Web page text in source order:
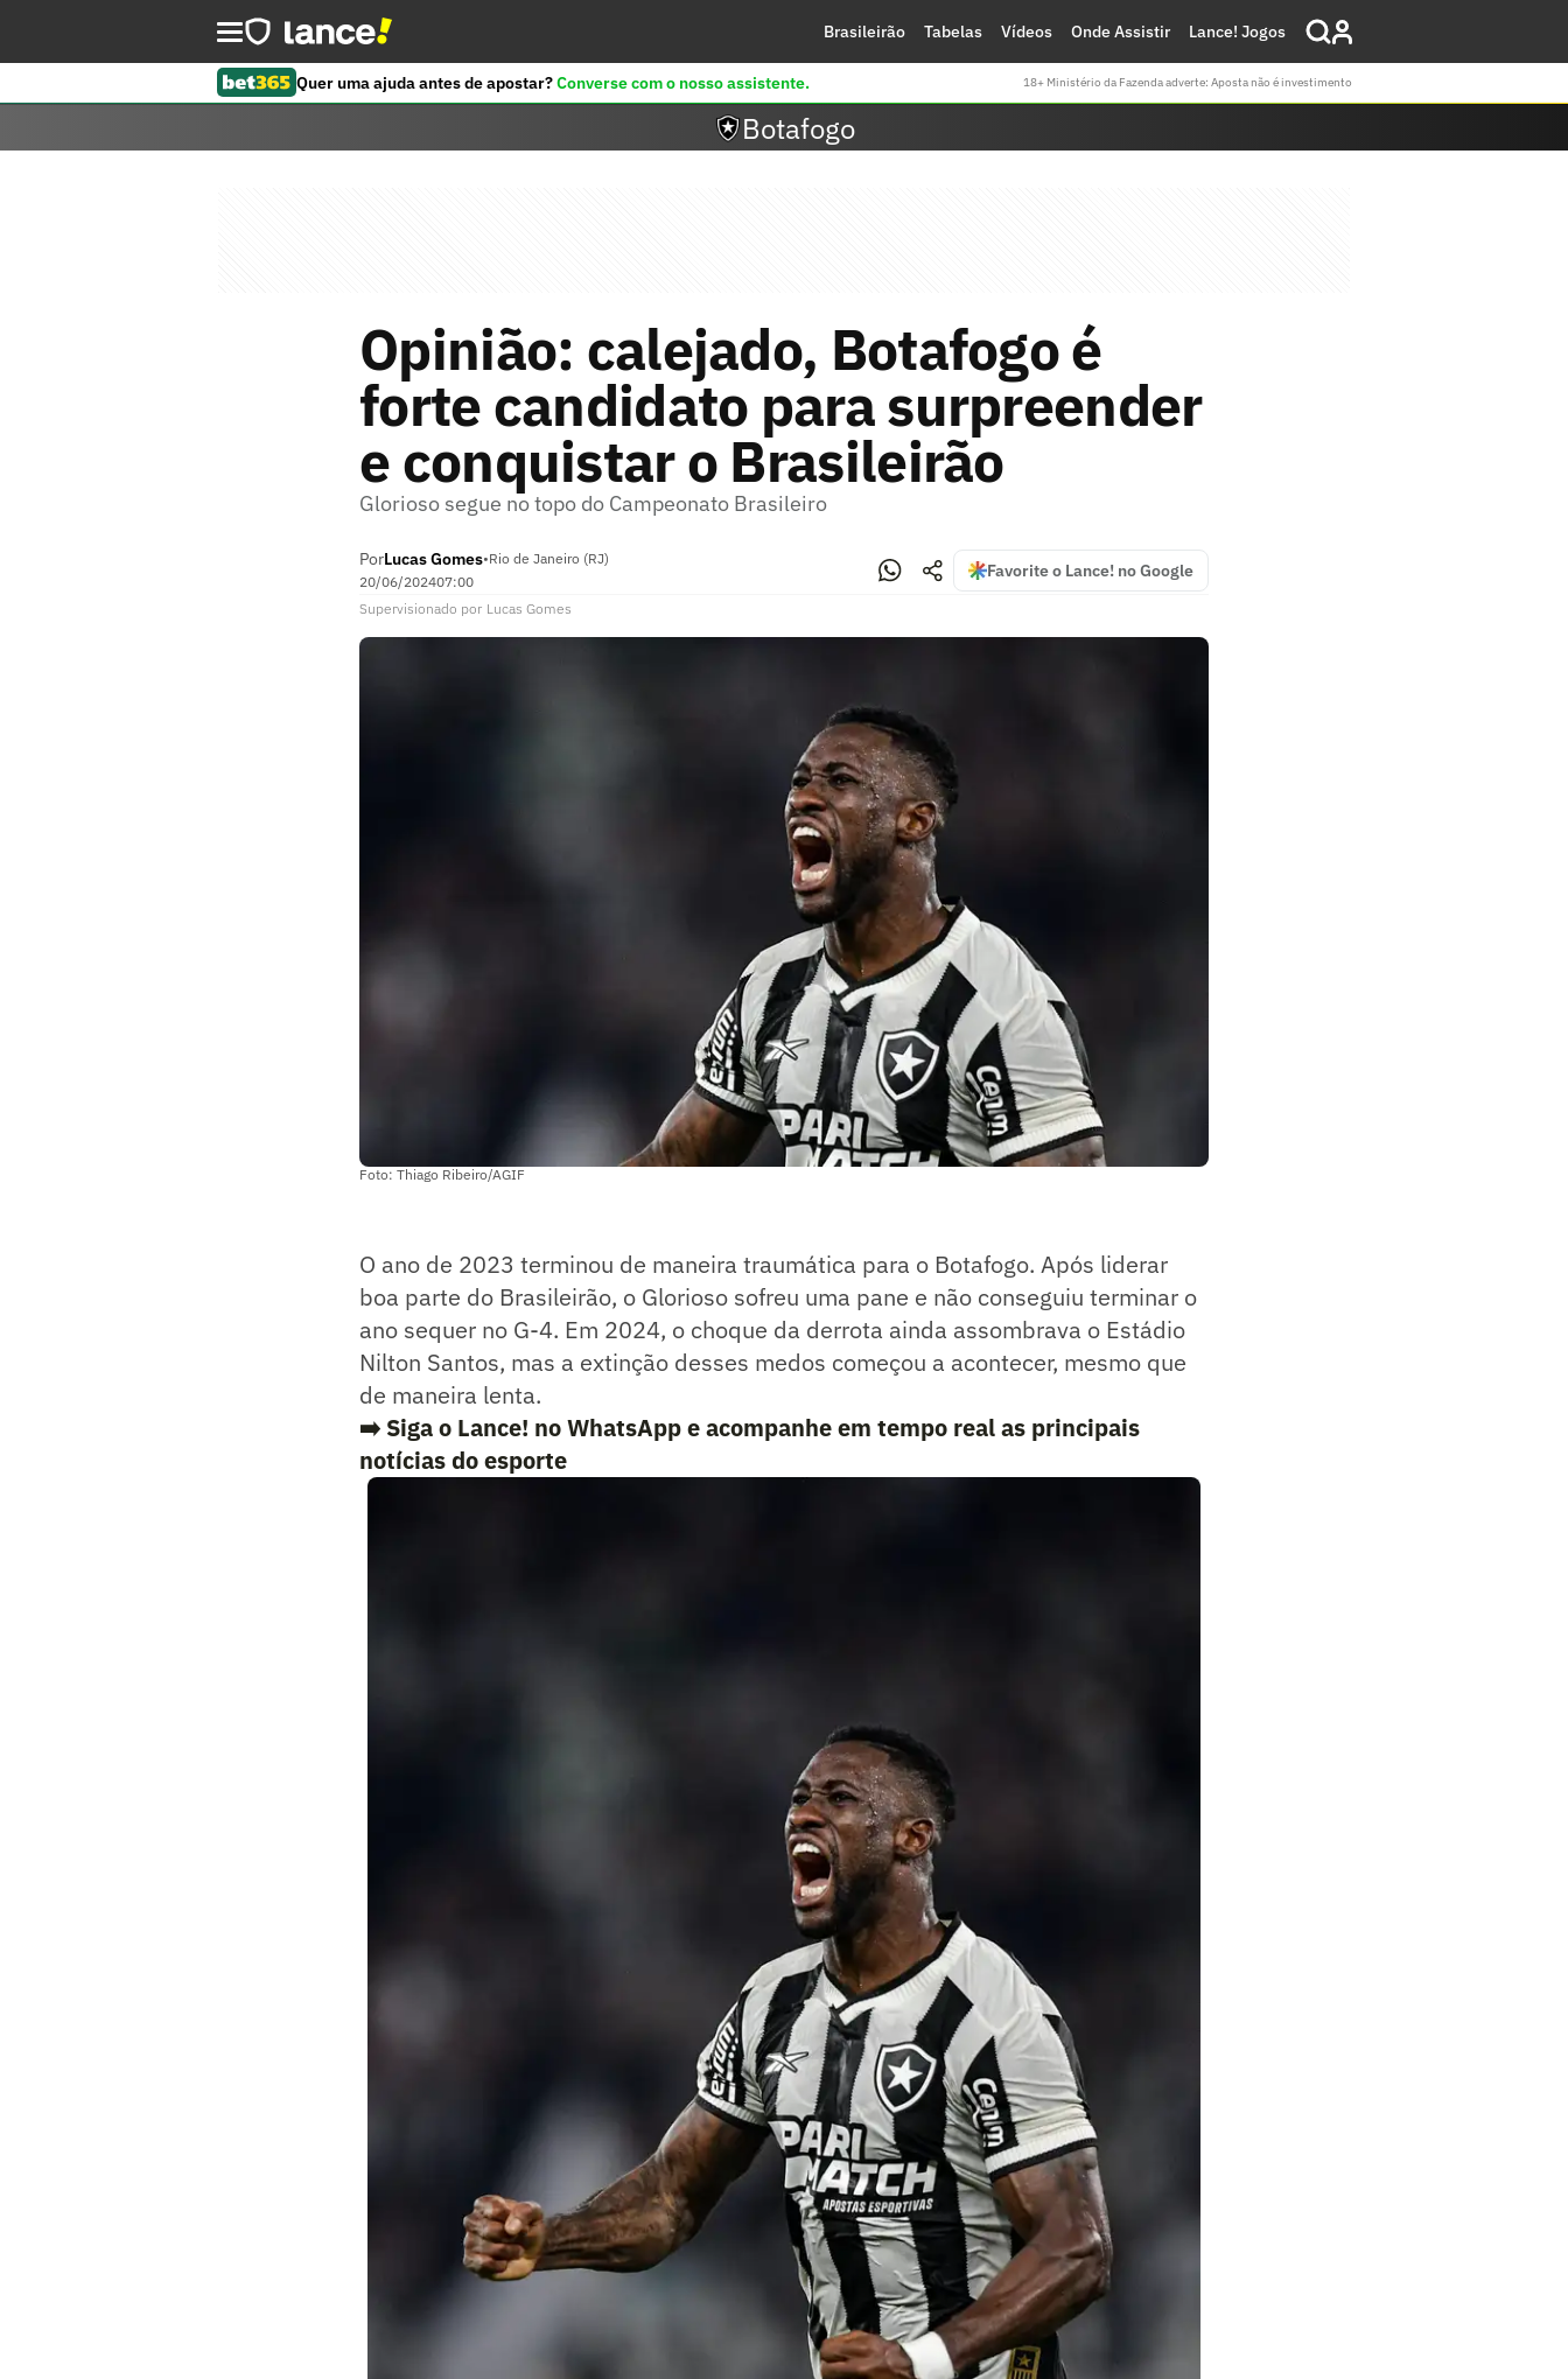
Brasileirão Tabelas Vídeos Onde Assistir Lance! Jogos
Quer uma ajuda antes de apostar?Converse com o nosso assistente. 18+ Ministério da Fazenda adverte: Aposta não é investimento
Botafogo
Opinião: calejado, Botafogo é
forte candidato para surpreender
e conquistar o Brasileirão
Glorioso segue no topo do Campeonato Brasileiro
PorLucas Gomes•Rio de Janeiro (RJ)
20/06/202407:00
Favorite o Lance! no Google
Supervisionado por Lucas Gomes
Foto: Thiago Ribeiro/AGIF
O ano de 2023 terminou de maneira traumática para o Botafogo. Após liderar
boa parte do Brasileirão, o Glorioso sofreu uma pane e não conseguiu terminar o
ano sequer no G-4. Em 2024, o choque da derrota ainda assombrava o Estádio
Nilton Santos, mas a extinção desses medos começou a acontecer, mesmo que
de maneira lenta.
➡️ Siga o Lance! no WhatsApp e acompanhe em tempo real as principais
notícias do esporte